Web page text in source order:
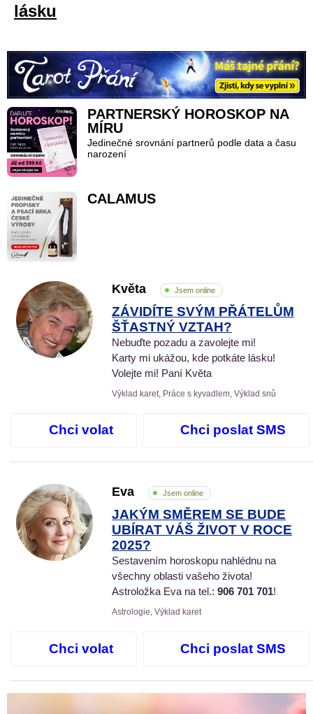
lásku
PARTNERSKÝ HOROSKOP NA
MÍRU
Jedinečné srovnání partnerů podle data a času
narození
CALAMUS
Květa Jsem online
ZÁVIDÍTE SVÝM PŘÁTELŮM
ŠŤASTNÝ VZTAH?
Nebuďte pozadu a zavolejte mi!
Karty mi ukážou, kde potkáte lásku!
Volejte mi! Paní Květa
Výklad karet, Práce s kyvadlem, Výklad snů
Chci volat Chci poslat SMS
Eva Jsem online
JAKÝM SMĚREM SE BUDE
UBÍRAT VÁŠ ŽIVOT V ROCE
2025?
Sestavením horoskopu nahlédnu na
všechny oblasti vašeho života!
Astroložka Eva na tel.: 906 701 701!
Astrologie, Výklad karet
Chci volat Chci poslat SMS